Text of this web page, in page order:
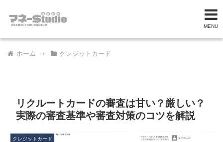
MENU
ホーム クレジットカード
リクルートカードの審査は甘い？厳しい？
実際の審査基準や審査対策のコツを解説
クレジットカード